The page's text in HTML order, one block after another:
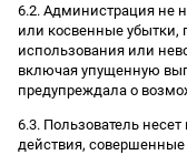
6.2. Администрация не
или косвенные
использования или
включая упущенную
предупреждала о
6.3. Пользователь
действия,